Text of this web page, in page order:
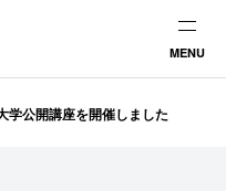
MENU
学公開講座を開催しました